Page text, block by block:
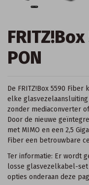
PON
De FRITZ!Box 5590
elke
zonder mediaconverter
Door de nieuwe
met MIMO en een 2,5
Fiber een betrouwbare
Ter informatie: Er wordt
losse glasvezelkabel-
opties onderaan deze